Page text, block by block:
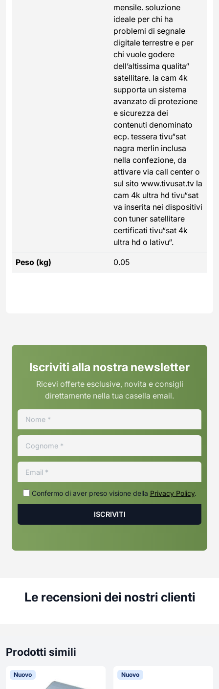
mensile. soluzione
ideale per chi ha
problemi di segnale
digitale terrestre e per
chi vuole godere
dell’altissima qualita“
satellitare. la cam 4k
supporta un sistema
avanzato di protezione
e sicurezza dei
contenuti denominato
ecp. tessera tivu“sat
nagra merlin inclusa
nella confezione, da
attivare via call center o
sul sito www.tivusat.tv la
cam 4k ultra hd tivu“sat
va inserita nei dispositivi
con tuner satellitare
certificati tivu“sat 4k
ultra hd o lativu“.
Peso (kg) 0.05
Iscriviti alla nostra newsletter
Ricevi offerte esclusive, novita e consigli
direttamente nella tua casella email.
Confermo di aver preso visione della Privacy Policy.
Le recensioni dei nostri clienti
Prodotti simili
Nuovo Nuovo